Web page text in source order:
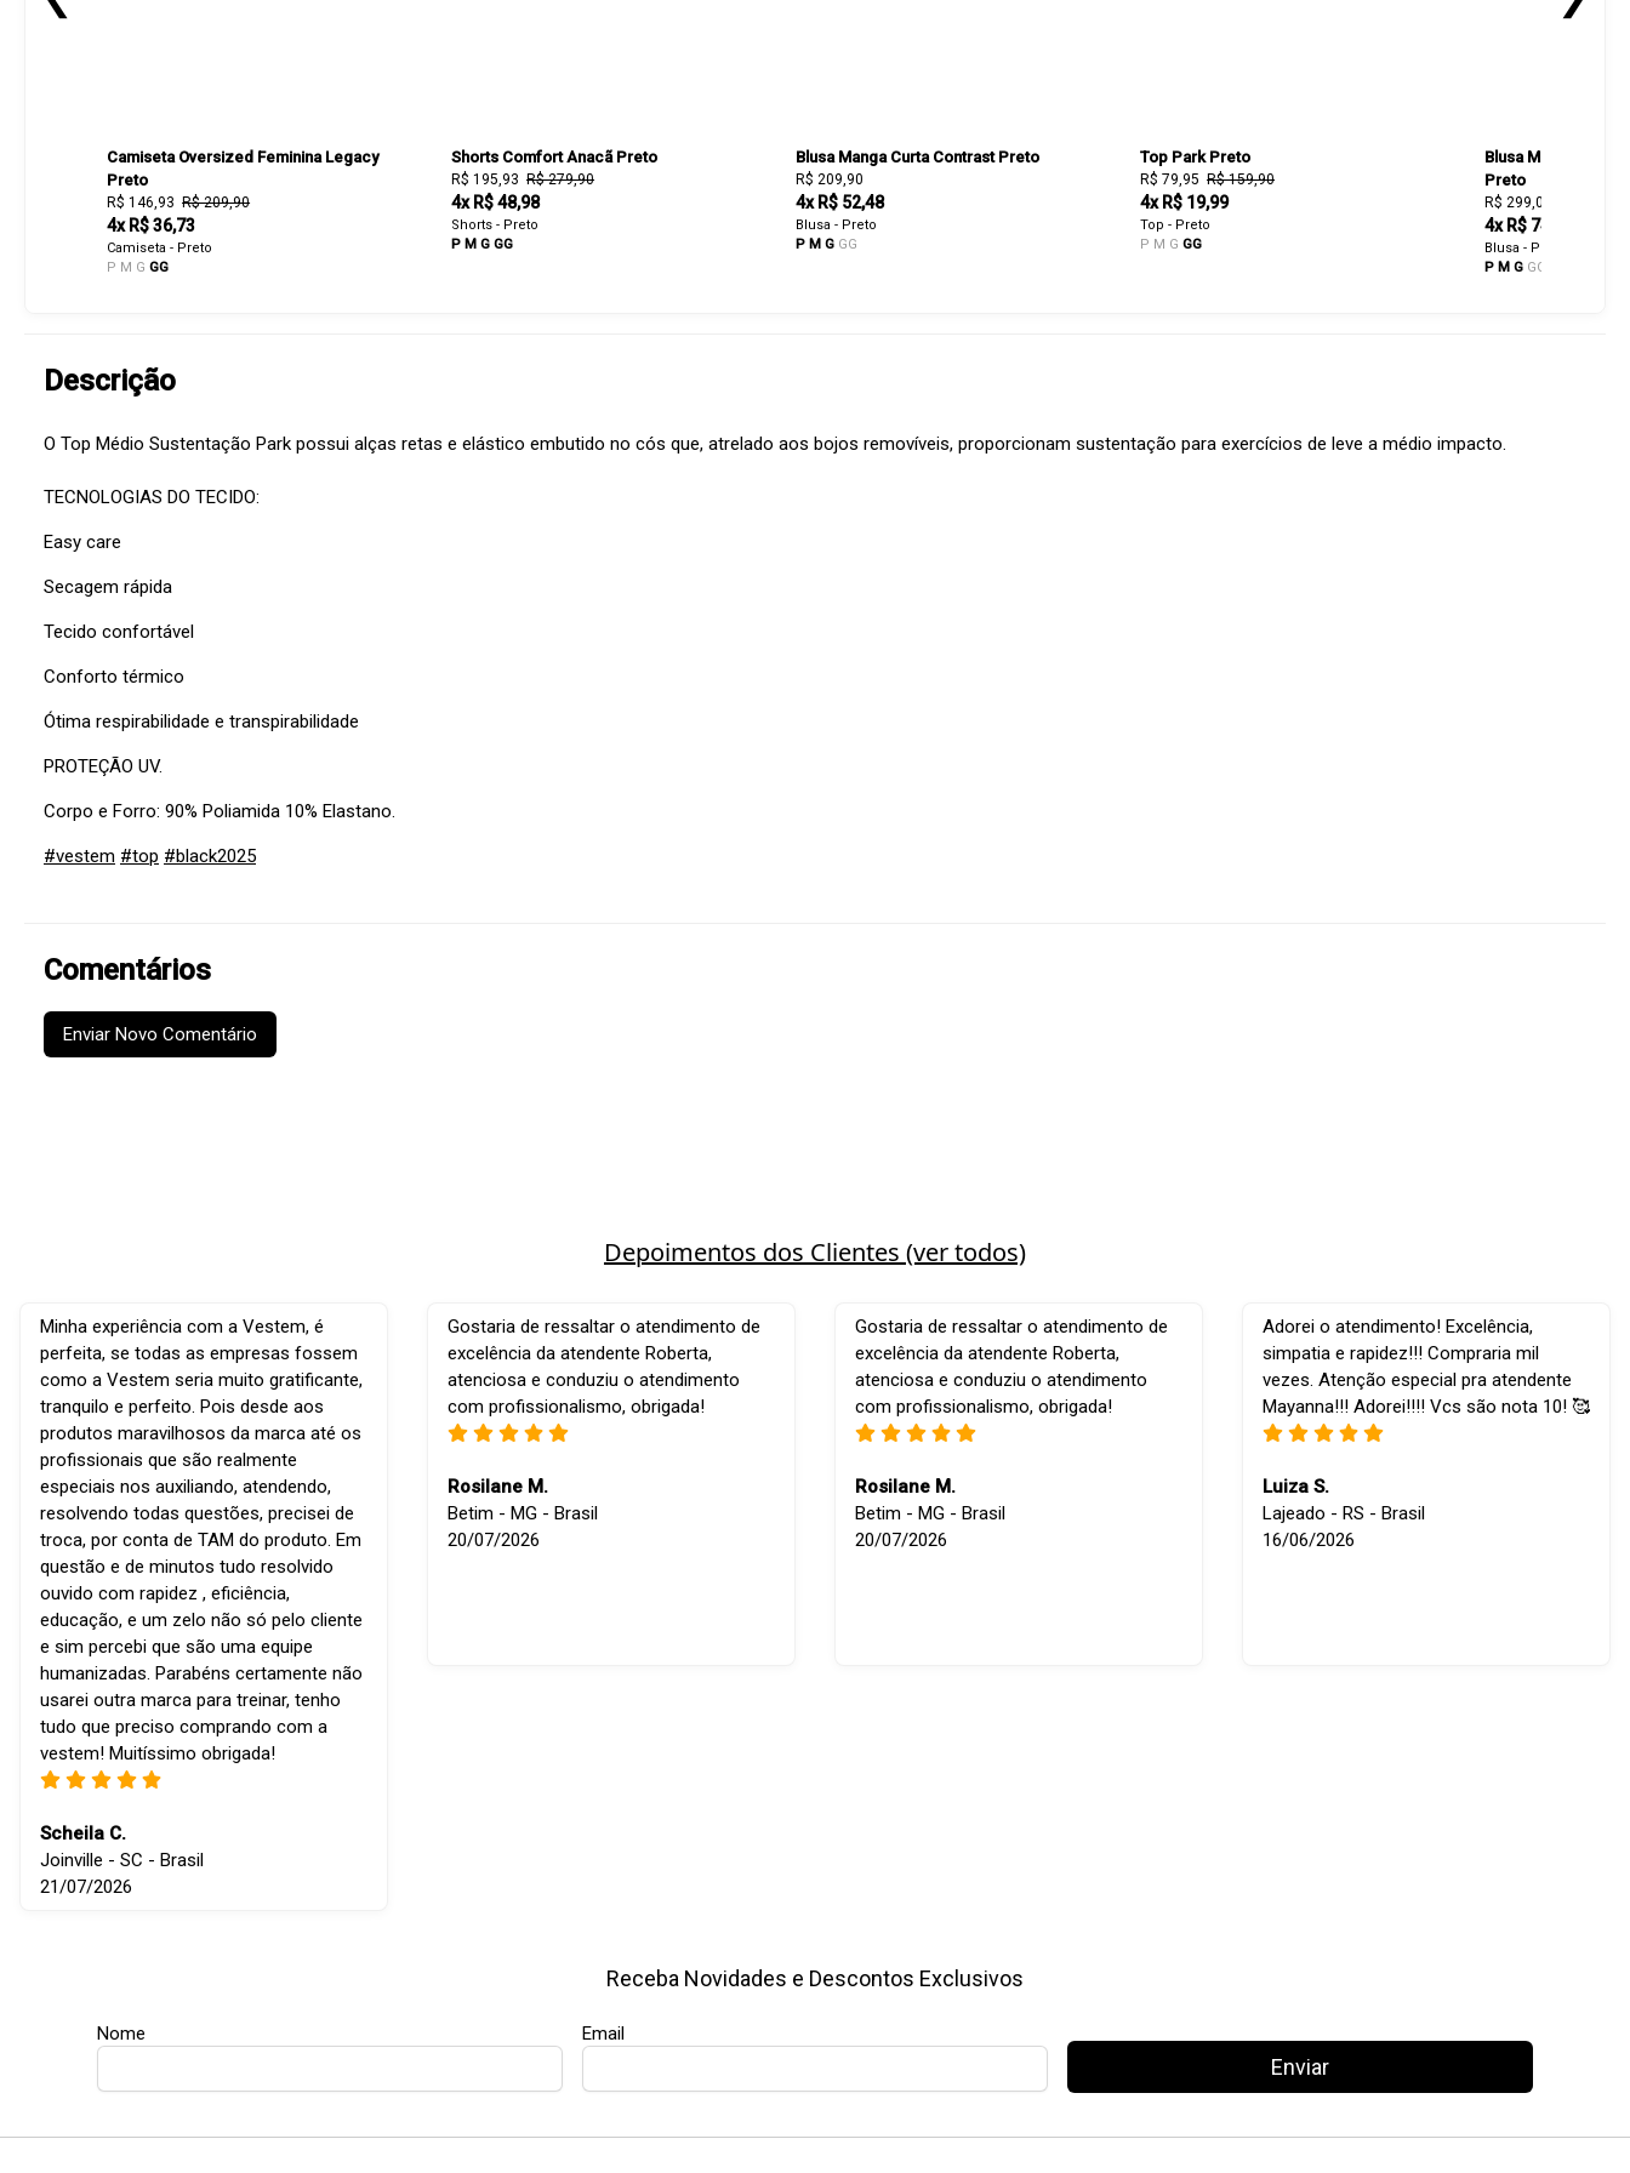
Camiseta Oversized Feminina Legacy
Preto
R$ 146,93 R$ 209,90
4x R$ 36,73
Camiseta - Preto
P M G GG
Shorts Comfort Anacã Preto
R$ 195,93 R$ 279,90
4x R$ 48,98
Shorts - Preto
P M G GG
Blusa Manga Curta Contrast Preto
R$ 209,90
4x R$ 52,48
Blusa - Preto
P M G GG
Top Park Preto
R$ 79,95 R$ 159,90
4x R$ 19,99
Top - Preto
P M G GG
Blusa Manga
Preto
R$ 299,00
4x R$ 74,75
Blusa - Preto
P M G GG
Descrição
O Top Médio Sustentação Park possui alças retas e elástico embutido no cós que, atrelado aos bojos removíveis, proporcionam sustentação para exercícios de leve a médio impacto.
TECNOLOGIAS DO TECIDO:
Easy care
Secagem rápida
Tecido confortável
Conforto térmico
Ótima respirabilidade e transpirabilidade
PROTEÇÃO UV.
Corpo e Forro: 90% Poliamida 10% Elastano.
#vestem #top #black2025
Comentários
Enviar Novo Comentário
Depoimentos dos Clientes (ver todos)
Minha experiência com a Vestem, é
perfeita, se todas as empresas fossem
como a Vestem seria muito gratificante,
tranquilo e perfeito. Pois desde aos
produtos maravilhosos da marca até os
profissionais que são realmente
especiais nos auxiliando, atendendo,
resolvendo todas questões, precisei de
troca, por conta de TAM do produto. Em
questão e de minutos tudo resolvido
ouvido com rapidez , eficiência,
educação, e um zelo não só pelo cliente
e sim percebi que são uma equipe
humanizadas. Parabéns certamente não
usarei outra marca para treinar, tenho
tudo que preciso comprando com a
vestem! Muitíssimo obrigada!
Scheila C.
Joinville - SC - Brasil
21/07/2026
Gostaria de ressaltar o atendimento de
excelência da atendente Roberta,
atenciosa e conduziu o atendimento
com profissionalismo, obrigada!
Rosilane M.
Betim - MG - Brasil
20/07/2026
Gostaria de ressaltar o atendimento de
excelência da atendente Roberta,
atenciosa e conduziu o atendimento
com profissionalismo, obrigada!
Rosilane M.
Betim - MG - Brasil
20/07/2026
Adorei o atendimento! Excelência,
simpatia e rapidez!!! Compraria mil
vezes. Atenção especial pra atendente
Mayanna!!! Adorei!!!! Vcs são nota 10! 🥰
Luiza S.
Lajeado - RS - Brasil
16/06/2026
Receba Novidades e Descontos Exclusivos
Nome Email
Enviar